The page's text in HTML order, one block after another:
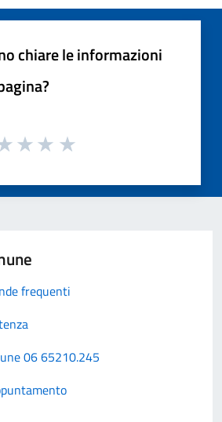
chiare le informazioni
frequenti
06 65210.245